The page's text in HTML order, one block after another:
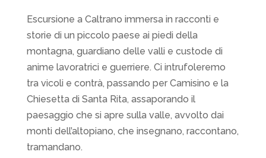
Escursione a Caltrano immersa in racconti e
storie di un piccolo paese ai piedi della
montagna, guardiano delle valli e custode di
anime lavoratrici e guerriere. Ci intrufoleremo
tra vicoli e contrà, passando per Camisino e la
Chiesetta di Santa Rita, assaporando il
paesaggio che si apre sulla valle, avvolto dai
monti dell’altopiano, che insegnano, raccontano,
tramandano.